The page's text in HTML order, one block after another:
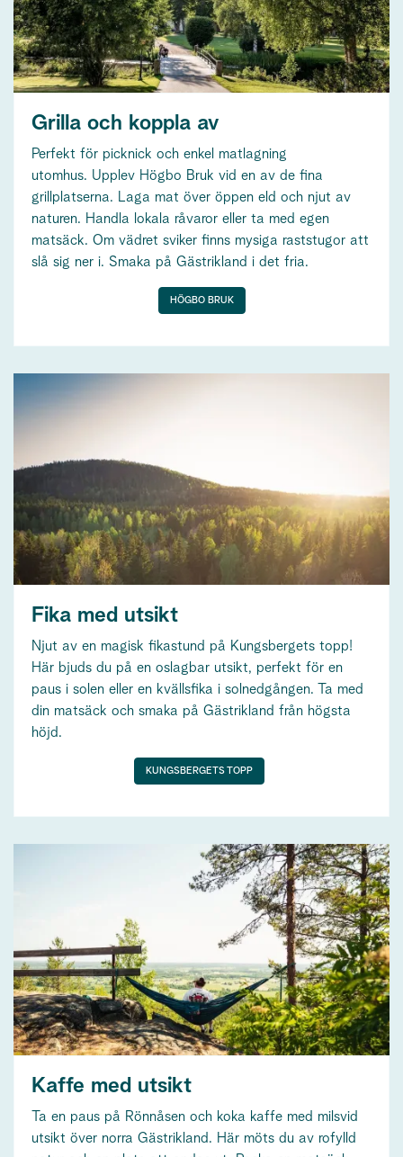
Grilla och koppla av
Perfekt för picknick och enkel matlagning
utomhus. Upplev Högbo Bruk vid en av de fina
grillplatserna. Laga mat över öppen eld och njut av
naturen. Handla lokala råvaror eller ta med egen
matsäck. Om vädret sviker finns mysiga raststugor att
slå sig ner i. Smaka på Gästrikland i det fria.
HÖGBO BRUK
Fika med utsikt
Njut av en magisk fikastund på Kungsbergets topp!
Här bjuds du på en oslagbar utsikt, perfekt för en
paus i solen eller en kvällsfika i solnedgången. Ta med
din matsäck och smaka på Gästrikland från högsta
höjd.
KUNGSBERGETS TOPP
Kaffe med utsikt
Ta en paus på Rönnåsen och koka kaffe med milsvid
utsikt över norra Gästrikland. Här möts du av rofylld